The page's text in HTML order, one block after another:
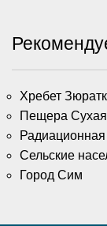
Хребет
Пещера
Сельские
Город Сим